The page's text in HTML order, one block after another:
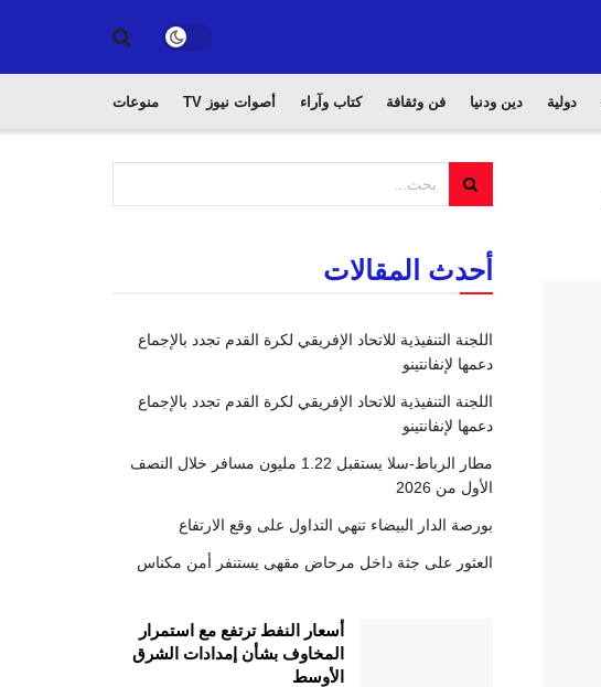
دولية دين ودنيا فن وثقافة كتاب وآراء أصوات نيوز TV منوعات
أحدث المقالات
اللجنة التنفيذية للاتحاد الإفريقي لكرة القدم تجدد بالإجماع
دعمها لإنفانتينو
اللجنة التنفيذية للاتحاد الإفريقي لكرة القدم تجدد بالإجماع
دعمها لإنفانتينو
مطار الرباط-سلا يستقبل 1.22 مليون مسافر خلال النصف
الأول من 2026
بورصة الدار البيضاء تنهي التداول على وقع الارتفاع
العثور على جثة داخل مرحاض مقهى يستنفر أمن مكناس
أسعار النفط ترتفع مع استمرار
المخاوف بشأن إمدادات الشرق
الأوسط